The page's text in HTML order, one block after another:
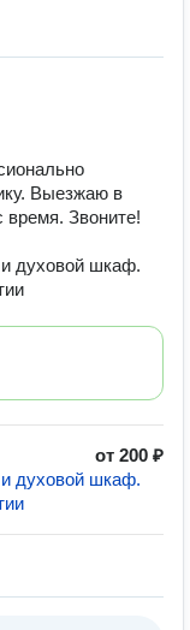
Выезжаю в
время. Звоните!
духовой шкаф.
от 200 ₽
духовой шкаф.